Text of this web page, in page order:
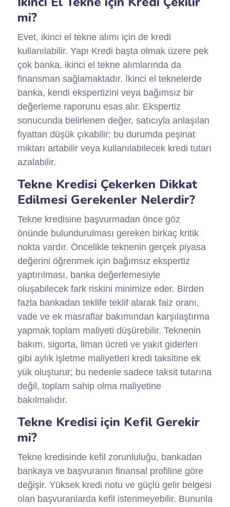
mi?
Evet, ikinci el tekne alımı için de kredi
kullanılabilir. Yapı Kredi başta olmak üzere pek
çok banka, ikinci el tekne alımlarında da
finansman sağlamaktadır. İkinci el teknelerde
banka, kendi ekspertizini veya bağımsız bir
değerleme raporunu esas alır. Ekspertiz
sonucunda belirlenen değer, satıcıyla anlaşılan
fiyattan düşük çıkabilir; bu durumda peşinat
miktarı artabilir veya kullanılabilecek kredi tutarı
azalabilir.
Tekne Kredisi Çekerken Dikkat
Edilmesi Gerekenler Nelerdir?
Tekne kredisine başvurmadan önce göz
önünde bulundurulması gereken birkaç kritik
nokta vardır. Öncelikle teknenin gerçek piyasa
değerini öğrenmek için bağımsız ekspertiz
yaptırılması, banka değerlemesiyle
oluşabilecek fark riskini minimize eder. Birden
fazla bankadan teklife teklif alarak faiz oranı,
vade ve ek masraflar bakımından karşılaştırma
yapmak toplam maliyeti düşürebilir. Teknenin
bakım, sigorta, liman ücreti ve yakıt giderleri
gibi aylık işletme maliyetleri kredi taksitine ek
yük oluşturur; bu nedenle sadece taksit tutarına
değil, toplam sahip olma maliyetine
bakılmalıdır.
Tekne Kredisi için Kefil Gerekir
mi?
Tekne kredisinde kefil zorunluluğu, bankadan
bankaya ve başvuranın finansal profiline göre
değişir. Yüksek kredi notu ve güçlü gelir belgesi
olan başvuranlarda kefil istenmeyebilir. Bununla